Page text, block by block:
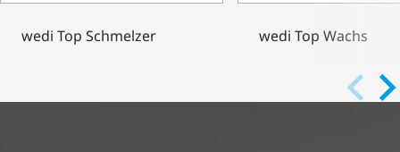
wedi Top Schmelzer wedi Top Wachs